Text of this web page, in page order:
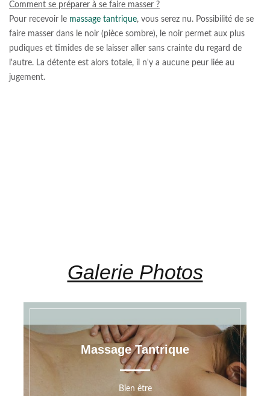
Comment se préparer à se faire masser ?
Pour recevoir le massage tantrique, vous serez nu. Possibilité de se
faire masser dans le noir (pièce sombre), le noir permet aux plus
pudiques et timides de se laisser aller sans crainte du regard de
l'autre. La détente est alors totale, il n'y a aucune peur liée au
jugement.
Galerie Photos
Massage Tantrique
Bien être